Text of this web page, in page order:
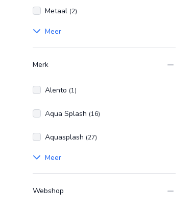
Metaal (2)
Meer
Merk
Alento (1)
Aqua Splash (16)
Aquasplash (27)
Meer
Webshop